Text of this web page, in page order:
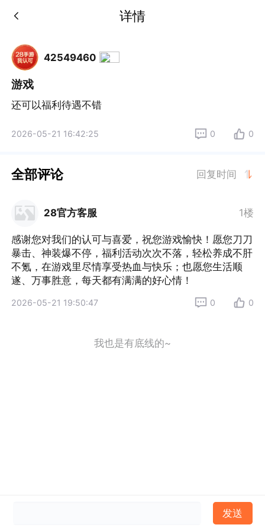
详情
42549460
游戏
还可以福利待遇不错
2026-05-21 16:42:25 0 0
全部评论 回复时间
28官方客服 1楼
感谢您对我们的认可与喜爱，祝您游戏愉快！愿您刀刀
暴击、神装爆不停，福利活动次次不落，轻松养成不肝
不氪，在游戏里尽情享受热血与快乐；也愿您生活顺
遂、万事胜意，每天都有满满的好心情！
2026-05-21 19:50:47 0 0
我也是有底线的~
发送